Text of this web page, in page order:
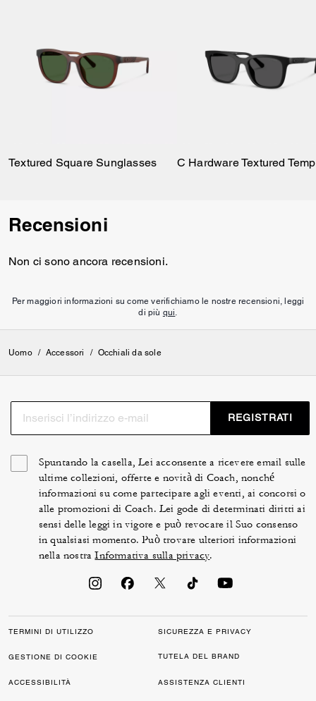
Textured Square Sunglasses
Recensioni
Non ci sono ancora recensioni.
Per maggiori informazioni su come verifichiamo le nostre recensioni, leggi
di più qui
Uomo / Accessori / Occhiali da sole
REGISTRATI
Spuntando la casella, Lei acconsente a ricevere email sulle
ultime collezioni, offerte e novità di Coach, nonché
informazioni su come partecipare agli eventi, ai concorsi o
alle promozioni di Coach. Lei gode di determinati diritti ai
sensi delle leggi in vigore e può revocare il Suo consenso
in qualsiasi momento. Può trovare ulteriori informazioni
nella nostraInformativa sulla privacy.
TERMINI DI UTILIZZO SICUREZZA E PRIVACY
GESTIONE DI COOKIE TUTELA DEL BRAND
ACCESSIBILITÀ ASSISTENZA CLIENTI